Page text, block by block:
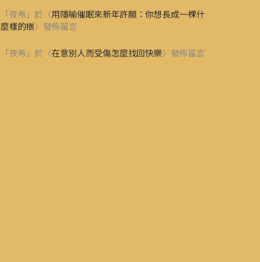
「夜希 」於〈用隱喻催眠來新年許願：你想長成一棵什
麼樣的樹〉發佈留言
「夜希 」於〈在意別人而受傷怎麼找回快樂〉發佈留言